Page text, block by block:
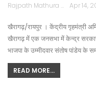
Rajpath Mathura Apr 14,
खैरागढ़/रायपुर । केंद्रीय गृहमंत्री
खैरागढ़ में एक जनसभा में केन्द्र
भाजपा के उम्मीदवार संतोष पांडेय के
READ MORE...